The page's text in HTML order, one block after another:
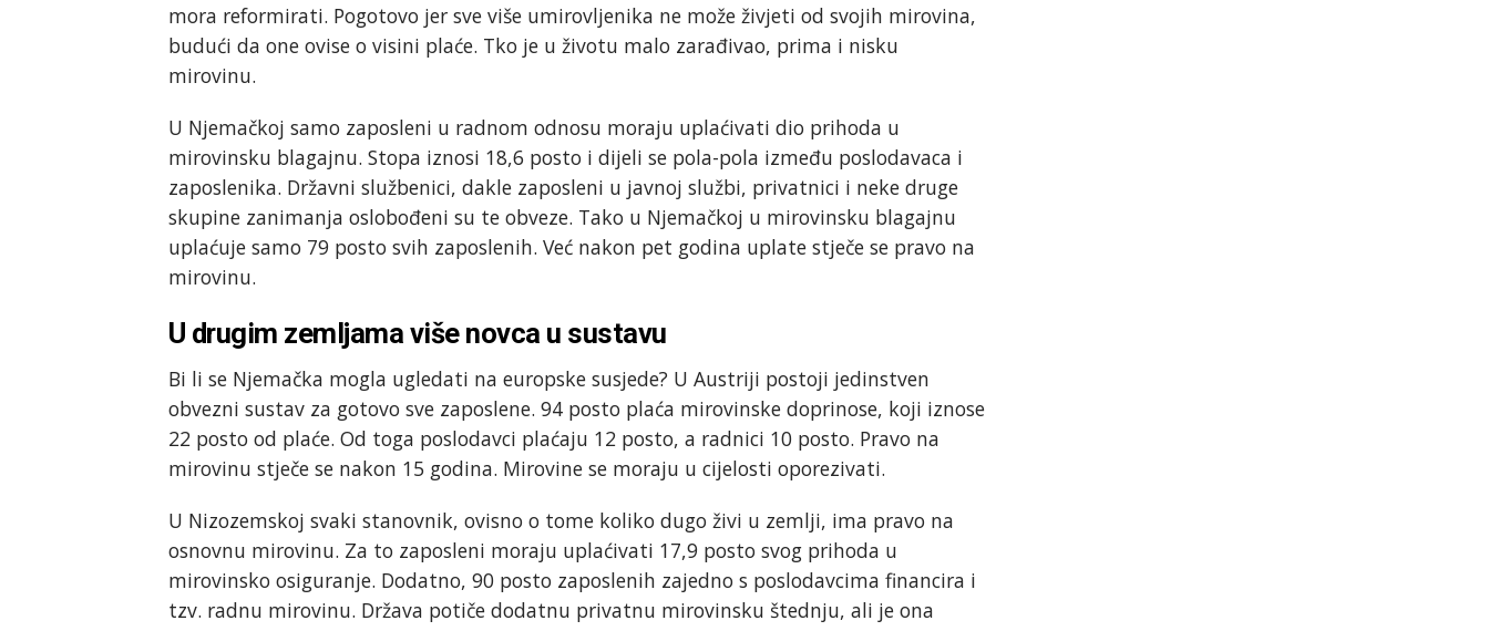
mora reformirati. Pogotovo jer sve više umirovljenika ne može živjeti od svojih mirovina,
budući da one ovise o visini plaće. Tko je u životu malo zarađivao, prima i nisku
mirovinu.
U Njemačkoj samo zaposleni u radnom odnosu moraju uplaćivati dio prihoda u
mirovinsku blagajnu. Stopa iznosi 18,6 posto i dijeli se pola-pola između poslodavaca i
zaposlenika. Državni službenici, dakle zaposleni u javnoj službi, privatnici i neke druge
skupine zanimanja oslobođeni su te obveze. Tako u Njemačkoj u mirovinsku blagajnu
uplaćuje samo 79 posto svih zaposlenih. Već nakon pet godina uplate stječe se pravo na
mirovinu.
U drugim zemljama više novca u sustavu
Bi li se Njemačka mogla ugledati na europske susjede? U Austriji postoji jedinstven
obvezni sustav za gotovo sve zaposlene. 94 posto plaća mirovinske doprinose, koji iznose
22 posto od plaće. Od toga poslodavci plaćaju 12 posto, a radnici 10 posto. Pravo na
mirovinu stječe se nakon 15 godina. Mirovine se moraju u cijelosti oporezivati.
U Nizozemskoj svaki stanovnik, ovisno o tome koliko dugo živi u zemlji, ima pravo na
osnovnu mirovinu. Za to zaposleni moraju uplaćivati 17,9 posto svog prihoda u
mirovinsko osiguranje. Dodatno, 90 posto zaposlenih zajedno s poslodavcima financira i
tzv. radnu mirovinu. Država potiče dodatnu privatnu mirovinsku štednju, ali je ona